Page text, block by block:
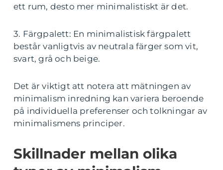
ett rum, desto mer minimalistiskt är det.
3. Färgpalett: En minimalistisk färgpalett
består vanligtvis av neutrala färger som vit,
svart, grå och beige.
Det är viktigt att notera att mätningen av
minimalism inredning kan variera beroende
på individuella preferenser och tolkningar av
minimalismens principer.
Skillnader mellan olika